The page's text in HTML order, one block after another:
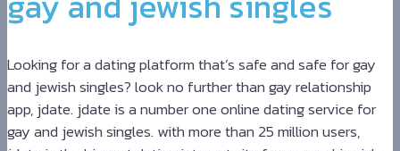
Looking for a dating platform that’s safe and safe for gay
and jewish singles? look no further than gay relationship
app, jdate. jdate is a number one online dating service for
gay and jewish singles. with more than 25 million users,